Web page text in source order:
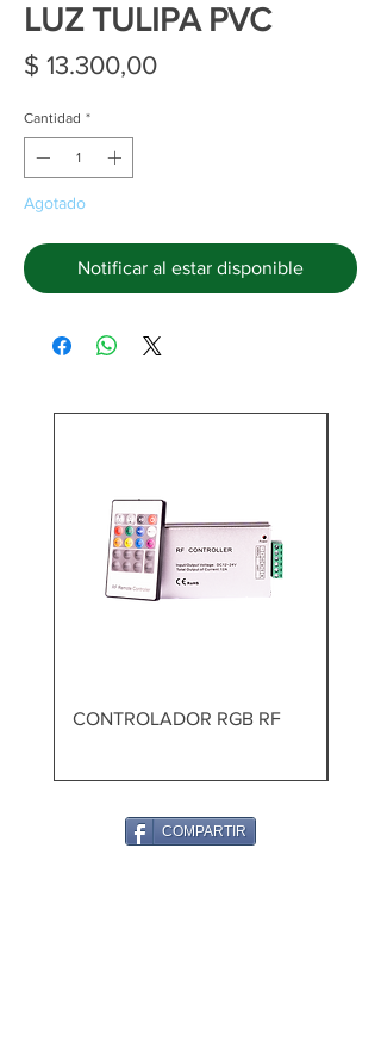
LUZ TULIPA PVC
$ 13.300,00Precio
Cantidad *
Agotado
Notificar al estar disponible
CONTROLADOR RGB RF
COMPARTIR